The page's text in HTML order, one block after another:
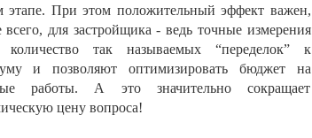
этапе. При этом положительный эффект важен,
всего, для застройщика - ведь точные измерения
количество так называемых “переделок” к
и позволяют оптимизировать бюджет на
работы. А это значительно сокращает
цену вопроса!